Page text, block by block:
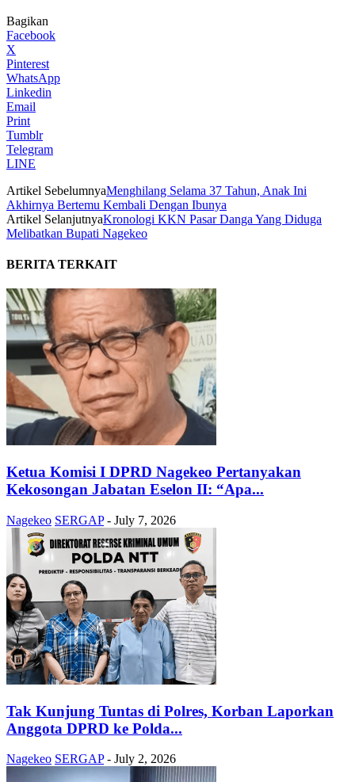
Bagikan
Facebook
X
Pinterest
WhatsApp
Linkedin
Email
Print
Tumblr
Telegram
LINE
Artikel SebelumnyaMenghilang Selama 37 Tahun, Anak Ini
Akhirnya Bertemu Kembali Dengan Ibunya
Artikel SelanjutnyaKronologi KKN Pasar Danga Yang Diduga
Melibatkan Bupati Nagekeo
BERITA TERKAIT
Ketua Komisi I DPRD Nagekeo Pertanyakan
Kekosongan Jabatan Eselon II: “Apa...
Nagekeo SERGAP - July 7, 2026
Tak Kunjung Tuntas di Polres, Korban Laporkan
Anggota DPRD ke Polda...
Nagekeo SERGAP - July 2, 2026